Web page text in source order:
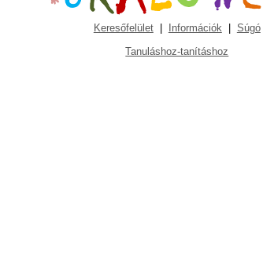
Keresőfelület| Információk| Súgó
Tanuláshoz-tanításhoz